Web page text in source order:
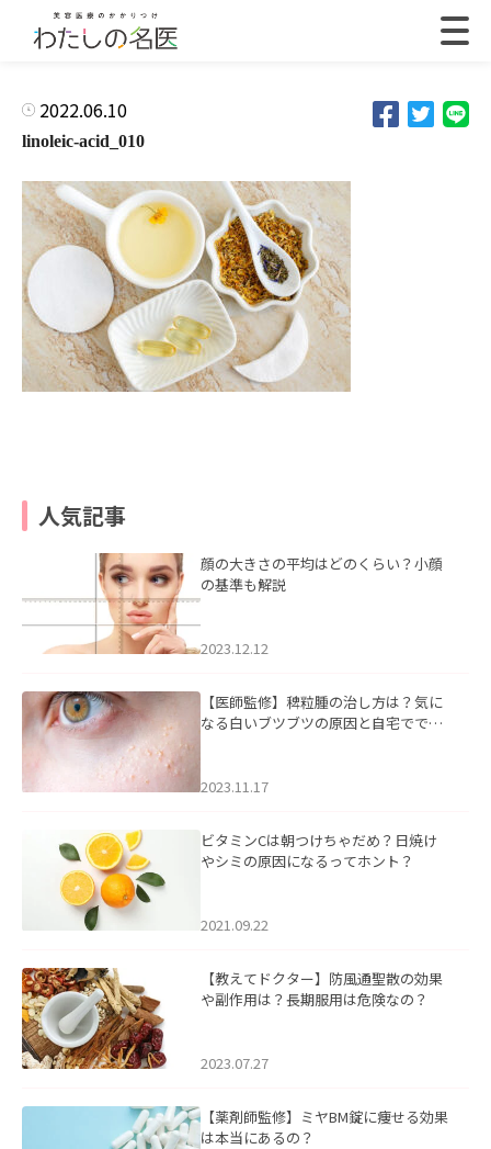
2022.06.10
linoleic-acid_010
人気記事
顔の大きさの平均はどのくらい？小顔
の基準も解説
2023.12.12
【医師監修】稗粒腫の治し方は？気に
なる白いブツブツの原因と自宅ででき
2023.11.17
ビタミンCは朝つけちゃだめ？日焼け
やシミの原因になるってホント？
2021.09.22
【教えてドクター】防風通聖散の効果
や副作用は？長期服用は危険なの？
2023.07.27
【薬剤師監修】ミヤBM錠に痩せる効果
は本当にあるの？